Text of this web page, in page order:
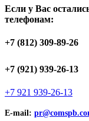
Если у Вас
телефонам:
+7 (812) 309-89-26
+7 (921) 939-26-13
+7 921 939-26-13
E-mail: